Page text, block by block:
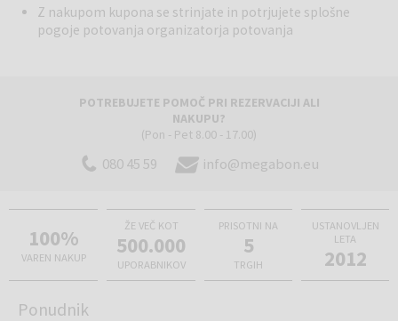
Z nakupom kupona se strinjate in potrjujete splošne
pogoje potovanja organizatorja potovanja
POTREBUJETE POMOČ PRI REZERVACIJI ALI
NAKUPU?
(Pon - Pet 8.00 - 17.00)
080 45 59 info@megabon.eu
100%
VAREN NAKUP
ŽE VEČ KOT
500.000
UPORABNIKOV
PRISOTNI NA
5
TRGIH
USTANOVLJEN
LETA
2012
Ponudnik